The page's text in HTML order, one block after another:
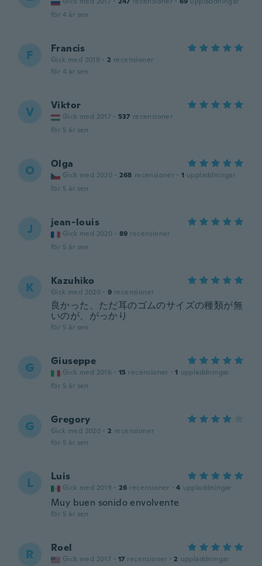
för 4 år sen
F Francis
Gick med 2019 · 2 recensioner
för 4 år sen
V Viktor
Gick med 2017 · 537 recensioner
för 5 år sen
O Olga
Gick med 2020 · 268 recensioner · 1 uppladdningar
för 5 år sen
J jean-louis
Gick med 2020 · 89 recensioner
för 5 år sen
K Kazuhiko
Gick med 2020 · 9 recensioner
良かった、ただ耳のゴムのサイズの種類が無
いのが、がっかり
för 5 år sen
G Giuseppe
Gick med 2016 · 15 recensioner · 1 uppladdningar
för 5 år sen
G Gregory
Gick med 2020 · 2 recensioner
för 5 år sen
L Luis
Gick med 2019 · 26 recensioner · 4 uppladdningar
Muy buen sonido envolvente
för 5 år sen
R Roel
Gick med 2017 · 17 recensioner · 2 uppladdningar